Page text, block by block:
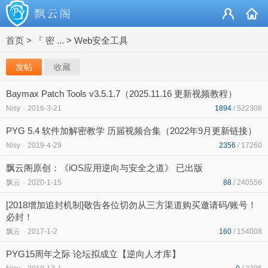
首页 > 『 密 ... > Web安全工具
发帖 收藏
Baymax Patch Tools v3.5.1.7（2025.11.16 更新视频教程）
Nisy - 2016-3-21 1894 / 522308
PYG 5.4 软件加解密教学 历届视频合集（2022年9月更新链接）
Nisy - 2019-4-29 2356 / 17260
飘云阁原创：《iOS应用逆向与安全之道》 已出版
飘云 - 2020-1-15 88 / 240556
[2018增加追封机制]敬告各位切勿从三方渠道购买邀请码/账号！
必封！
飘云 - 2017-1-2 160 / 154008
PYG15周年之际 论坛拟成立【逆向人才库】